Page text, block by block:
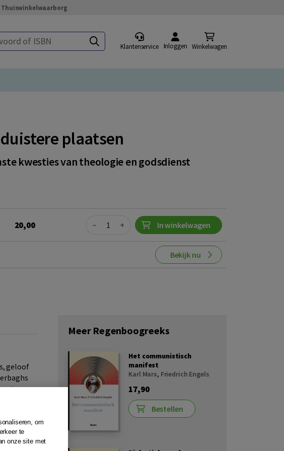
Thuiswinkelwaarborg
of ISBN
Klantenservice Inloggen Winkelwagen
plaatsen
kwesties van theologie en godsdienst
20,00 Quantity
− + In winkelwagen
Bekijk nu
geloof
de
de
Meer Regenboogreeks
Het communistisch
manifest
Karl Marx, Friedrich Engels
17,90
Bestellen
om
te
onze site met